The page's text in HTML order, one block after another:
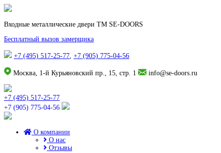
Входные металлические двери TM SE-DOORS
Бесплатный вызов замерщика
+7 (495) 517-25-77, +7 (905) 775-04-56
Москва, 1-й Курьяновский пр., 15, стр. 1 info@se-doors.ru
+7 (495) 517-25-77
+7 (905) 775-04-56
О компании
О нас
Отзывы